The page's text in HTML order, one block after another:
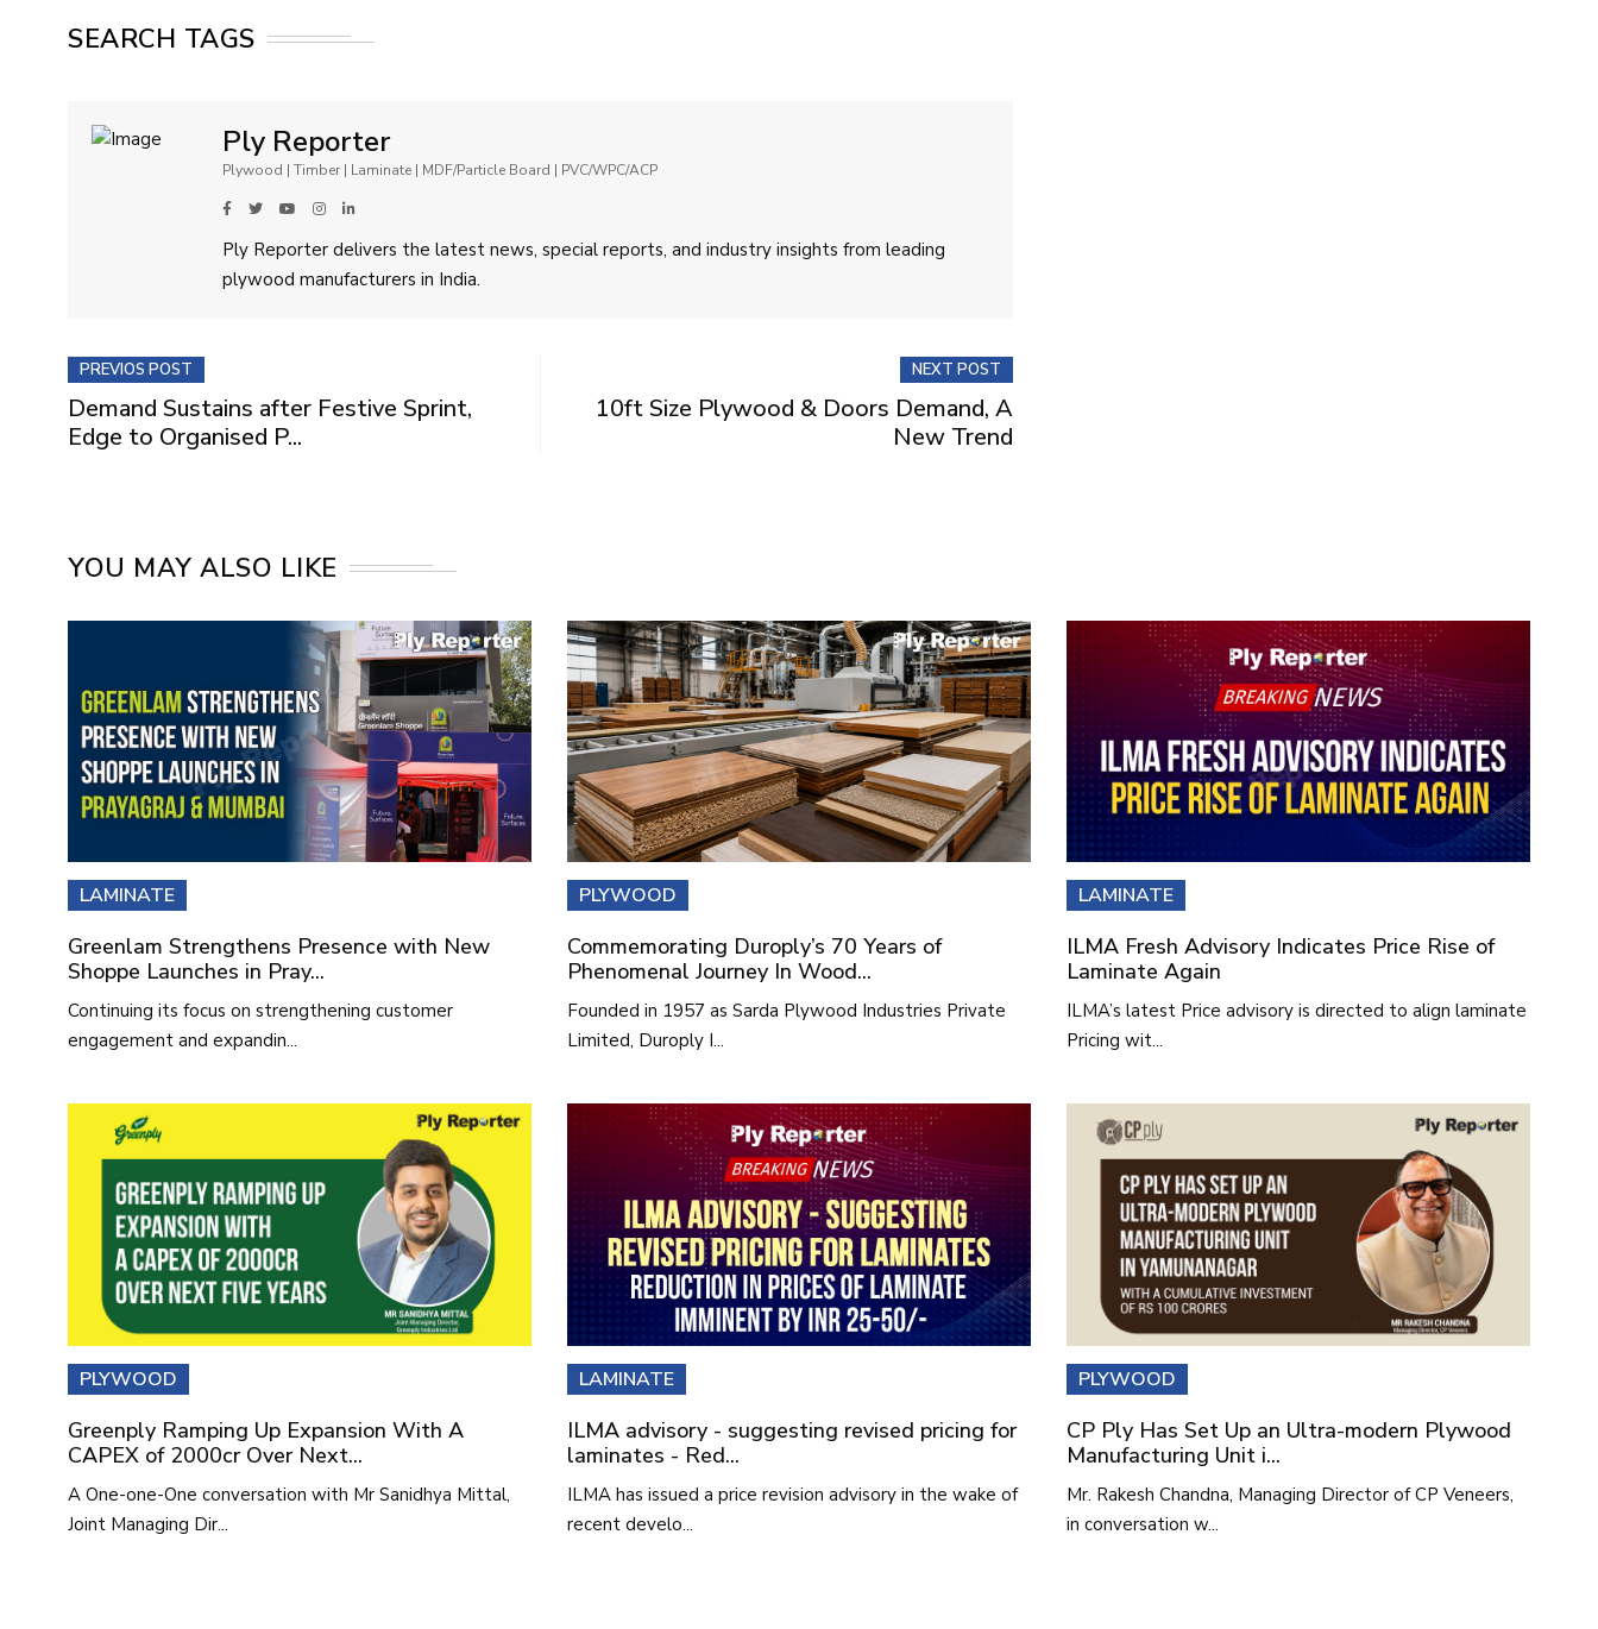
SEARCH TAGS
Ply Reporter
Plywood | Timber | Laminate | MDF/Particle Board | PVC/WPC/ACP
Ply Reporter delivers the latest news, special reports, and industry insights from leading
plywood manufacturers in India.
PREVIOS POST
Demand Sustains after Festive Sprint,
Edge to Organised P...
NEXT POST
10ft Size Plywood & Doors Demand, A
New Trend
YOU MAY ALSO LIKE
LAMINATE
Greenlam Strengthens Presence with New
Shoppe Launches in Pray...
Continuing its focus on strengthening customer
engagement and expandin...
PLYWOOD
Commemorating Duroply’s 70 Years of
Phenomenal Journey In Wood...
Founded in 1957 as Sarda Plywood Industries Private
Limited, Duroply I...
LAMINATE
ILMA Fresh Advisory Indicates Price Rise of
Laminate Again
ILMA’s latest Price advisory is directed to align laminate
Pricing wit...
PLYWOOD
Greenply Ramping Up Expansion With A
CAPEX of 2000cr Over Next...
A One-one-One conversation with Mr Sanidhya Mittal,
Joint Managing Dir...
LAMINATE
ILMA advisory - suggesting revised pricing for
laminates - Red...
ILMA has issued a price revision advisory in the wake of
recent develo...
PLYWOOD
CP Ply Has Set Up an Ultra-modern Plywood
Manufacturing Unit i...
Mr. Rakesh Chandna, Managing Director of CP Veneers,
in conversation w...